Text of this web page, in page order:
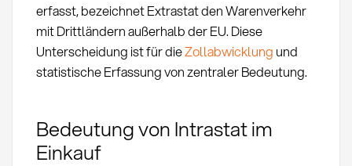
erfasst, bezeichnet Extrastat den Warenverkehr
mit Drittländern außerhalb der EU. Diese
Unterscheidung ist für dieZollabwicklung und
statistische Erfassung von zentraler Bedeutung.
Bedeutung von Intrastat im
Einkauf